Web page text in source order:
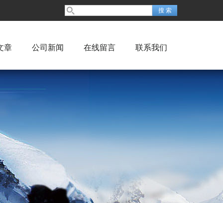
章 公司新闻 在线留言 联系我们